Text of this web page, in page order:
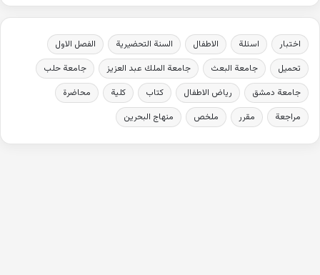
اختبار اسئلة الاطفال السنة التحضيرية
الفصل الاول
تحميل
جامعة البعث جامعة الملك عبد العزيز
جامعة حلب
جامعة دمشق
رياض الاطفال كتاب كلية
محاضرة
مراجعة
مقرر ملخص منهاج البحرين